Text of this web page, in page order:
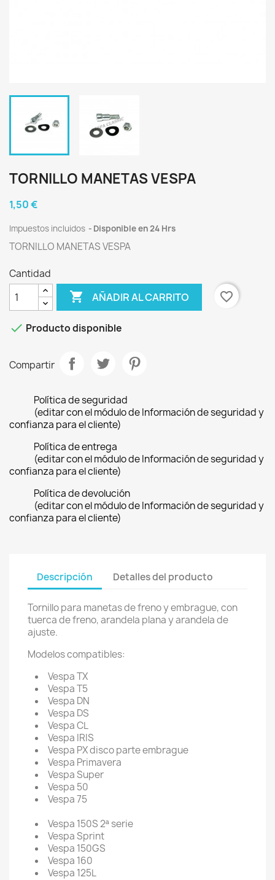
TORNILLO MANETAS VESPA
1,50 €
Impuestos incluidos Disponible en 24 Hrs
TORNILLO MANETAS VESPA
Cantidad
 AÑADIR AL CARRITO favorite_border
 Producto disponible
Compartir
Política de seguridad
(editar con el módulo de Información de seguridad y
confianza para el cliente)
Política de entrega
(editar con el módulo de Información de seguridad y
confianza para el cliente)
Política de devolución
(editar con el módulo de Información de seguridad y
confianza para el cliente)
Descripción Detalles del producto
Tornillo para manetas de freno y embrague, con
tuerca de freno, arandela plana y arandela de
ajuste.
Modelos compatibles:
Vespa TX
Vespa T5
Vespa DN
Vespa DS
Vespa CL
Vespa IRIS
Vespa PX disco parte embrague
Vespa Primavera
Vespa Super
Vespa 50
Vespa 75
Vespa 150S 2ª serie
Vespa Sprint
Vespa 150GS
Vespa 160
Vespa 125L